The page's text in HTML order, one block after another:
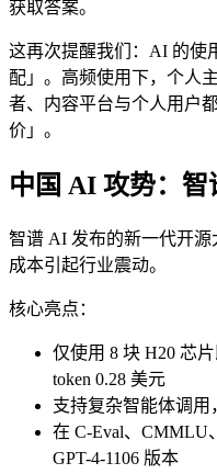
获取答案。
这再次提醒我们：AI 的使
配」。高频使用下，个人
者、内容平台与个人用户
价」。
中国 AI 攻势：智
智谱 AI 发布的新一代开
成本引起行业震动。
核心亮点：
仅使用 8 块 H20 芯
token 0.28 美元
支持复杂智能体调
在 C-Eval、CMMLU
GPT-4-1106 版本